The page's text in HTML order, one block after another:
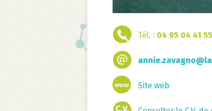
Tél. : 04 95 04 41 55
Site web